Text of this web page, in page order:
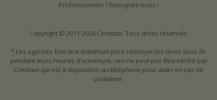
Professionnels ? Rejoignez-nous !
Copyright © 2011-2026 Comitam. Tous droits réservés.
* Les agences font leur maximum pour renvoyer les devis sous 2h
pendant leurs heures d'ouverture, ceci ne peut pas être vérifié par
Comitam qui est à disposition au téléphone pour aider en cas de
problème.